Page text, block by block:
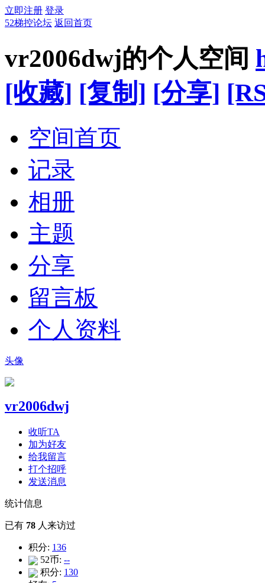
立即注册 登录
52梯控论坛 返回首页
vr2006dwj的个人空间
[收藏] [复制] [分享]
空间首页
记录
相册
主题
分享
留言板
个人资料
头像
vr2006dwj
收听TA
加为好友
给我留言
打个招呼
发送消息
统计信息
已有 78 人来访过
积分: 136
52币: --
积分: 130